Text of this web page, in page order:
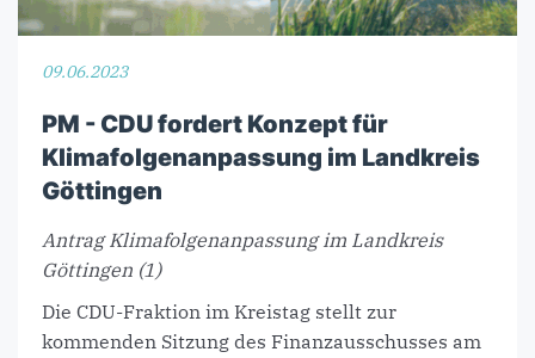
09.06.2023
PM - CDU fordert Konzept für
Klimafolgenanpassung im Landkreis
Göttingen
Antrag Klimafolgenanpassung im Landkreis
Göttingen (1)
Die CDU-Fraktion im Kreistag stellt zur
kommenden Sitzung des Finanzausschusses am